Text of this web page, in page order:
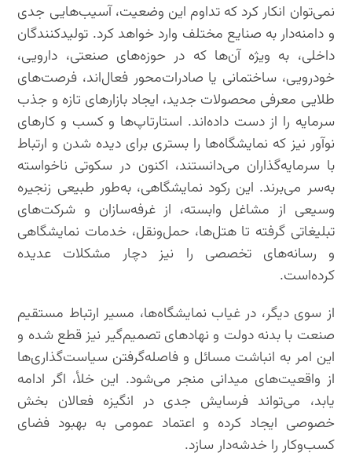
نمی‌توان انکار کرد که تداوم این وضعیت، آسیب‌هایی جدی
و دامنه‌دار به صنایع مختلف وارد خواهد کرد. تولیدکنندگان
داخلی، به ‌ویژه آن‌ها که در حوزه‌های صنعتی، دارویی،
خودرویی، ساختمانی یا صادرات‌محور فعال‌اند، فرصت‌های
طلایی معرفی محصولات جدید، ایجاد بازارهای تازه و جذب
سرمایه را از دست داده‌اند. استارتاپ‌ها و کسب ‌و کارهای
نوآور نیز که نمایشگاه‌ها را بستری برای دیده‌ شدن و ارتباط
با سرمایه‌گذاران می‌دانستند، اکنون در سکوتی ناخواسته
به‌سر می‌برند. این رکود نمایشگاهی، به‌طور طبیعی زنجیره
وسیعی از مشاغل وابسته، از غرفه‌سازان و شرکت‌های
تبلیغاتی گرفته تا هتل‌ها، حمل‌ونقل، خدمات نمایشگاهی
و رسانه‌های تخصصی را نیز دچار مشکلات عدیده
کرده‌است.
از سوی دیگر، در غیاب نمایشگاه‌ها، مسیر ارتباط مستقیم
صنعت با بدنه دولت و نهادهای تصمیم‌گیر نیز قطع شده و
این امر به انباشت مسائل و فاصله‌گرفتن سیاست‌گذاری‌ها
از واقعیت‌های میدانی منجر می‌شود. این خلأ، اگر ادامه
یابد، می‌تواند فرسایش جدی در انگیزه فعالان بخش
خصوصی ایجاد کرده و اعتماد عمومی به بهبود فضای
کسب‌وکار را خدشه‌دار سازد.